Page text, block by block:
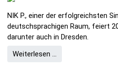
NIK P., einer der erfolgreichsten
deutschsprachigen Raum, feiert
darunter auch in Dresden.
Weiterlesen …